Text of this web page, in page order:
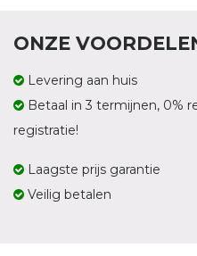
ONZE
Levering aan huis
Betaal in 3 termijnen, 0%
registratie!
Laagste prijs garantie
Veilig betalen